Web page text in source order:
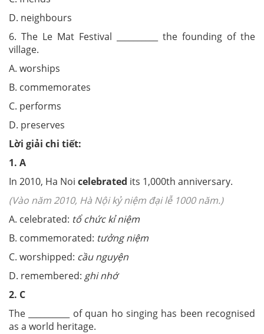
D. neighbours
6. The Le Mat Festival __________ the founding of the
village.
A. worships
B. commemorates
C. performs
D. preserves
Lời giải chi tiết:
1. A
In 2010, Ha Noi celebrated its 1,000th anniversary.
(Vào năm 2010, Hà Nội kỷ niệm đại lễ 1000 năm.)
A. celebrated: tổ chức kỉ niệm
B. commemorated: tưởng niệm
C. worshipped: cầu nguyện
D. remembered: ghi nhớ
2. C
The __________ of quan ho singing has been recognised
as a world heritage.